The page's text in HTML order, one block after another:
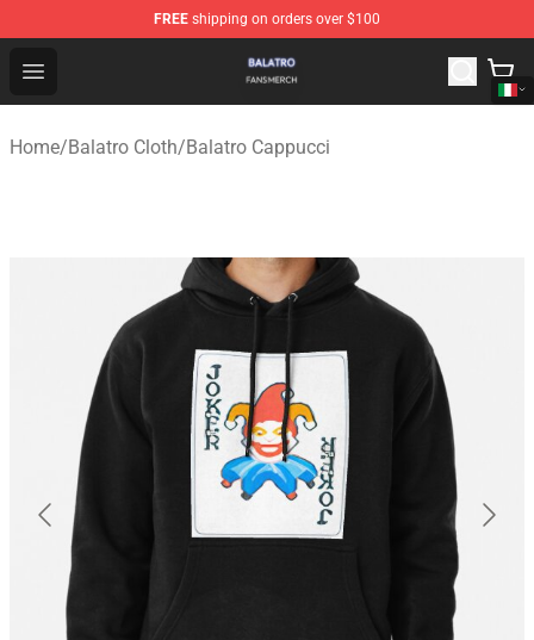
FREE shipping on orders over $100
Open menu
Balatro Shop - Official Balatro Merchandise Store
Home/Balatro Cloth/Balatro Cappucci